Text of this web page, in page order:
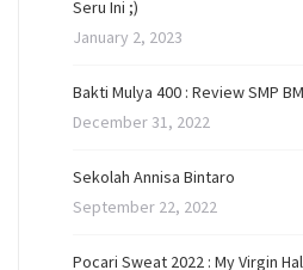
Seru Ini ;)
January 2, 2023
Bakti Mulya 400 : Review SMP
December 31, 2022
Sekolah Annisa Bintaro
September 22, 2022
Pocari Sweat 2022 : My Virgin